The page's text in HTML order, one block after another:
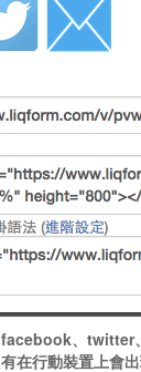
、twitter
在行動裝置上會出